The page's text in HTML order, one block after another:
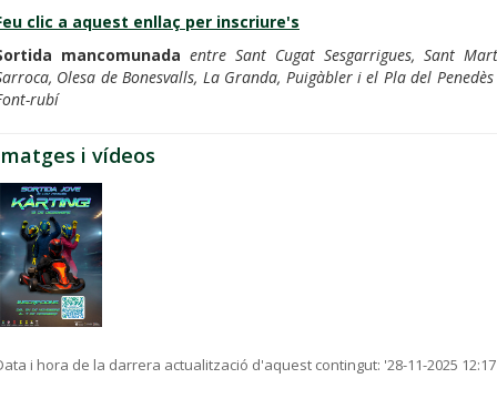
clic a aquest enllaç per inscriure's
mancomunada entre Sant Cugat Sesgarrigues, Sant
Olesa de Bonesvalls, La Granda, Puigàbler i el Pla del
rubí
i vídeos
i hora de la darrera actualització d'aquest contingut: '28-11-2025 12:17